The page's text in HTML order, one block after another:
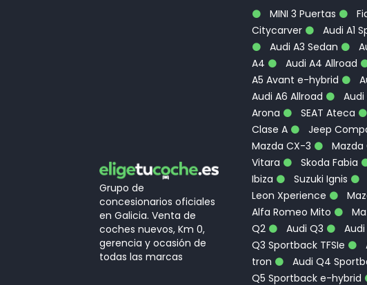
Grupo de
concesionarios oficiales
en Galicia. Venta de
coches nuevos, Km 0,
gerencia y ocasión de
todas las marcas
MINI 3 Puertas
Citycarver
Audi A1
Audi A3 Sedan
A4
Audi A4 Allroad
A5 Avant e-hybrid
Audi A6 Allroad
Arona
SEAT Ateca
Clase A
Jeep
Mazda CX-3
Mazda
Vitara
Skoda Fabia
Ibiza
Suzuki Ignis
Leon Xperience
Alfa Romeo Mito
Q2
Audi Q3
Q3 Sportback TFSIe
tron
Audi Q4
Q5 Sportback e-hybrid